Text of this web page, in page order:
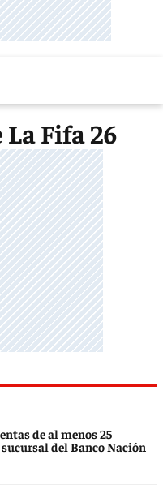
Fifa 26
de al menos 25
del Banco Nación